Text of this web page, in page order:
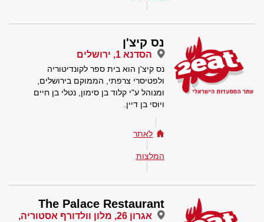
נס קיצ'ן
הסדנא 1, ירושלים
נס קיצ'ן הוא בית ספר לקונדיטוריה
ולפטיסרי צרפתי, הממוקם בירושלים,
ומנוהל ע"י קלוד בן סימון, נטלי בן חיים
ויוסי בן דיין.
לאתר
המלצות
The Palace Restaurant
אגרון 26, מלון וולדורף אסטוריה,